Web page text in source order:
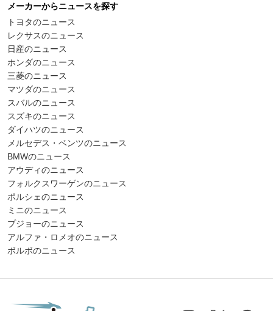
メーカーからニュースを探す
トヨタのニュース
レクサスのニュース
日産のニュース
ホンダのニュース
三菱のニュース
マツダのニュース
スバルのニュース
スズキのニュース
ダイハツのニュース
メルセデス・ベンツのニュース
BMWのニュース
アウディのニュース
フォルクスワーゲンのニュース
ポルシェのニュース
ミニのニュース
プジョーのニュース
アルファ・ロメオのニュース
ボルボのニュース